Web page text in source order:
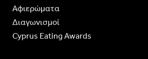
Aφιερώματα
Διαγωνισμοί
Cyprus Eating Awards